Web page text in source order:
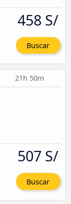
458 S/
Buscar
21h 50m
507 S/
Buscar